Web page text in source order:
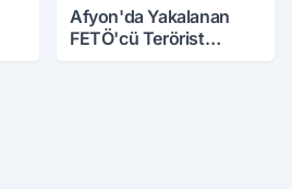
Afyon'da Yakalanan
FETÖ'cü Terörist